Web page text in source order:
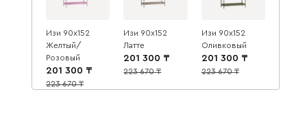
Изи 90x152
Желтый/
Розовый
201 300
10
223 670
Изи 90x152
Латте
201 300
10
223 670
Изи 90x152
Оливковый
201 300
10
223 670